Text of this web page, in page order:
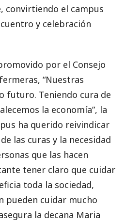
convirtiendo el campus
y celebración
por el Consejo
“Nuestras
futuro. Teniendo cura de
la economía”, la
ha querido reivindicar
las curas y la necesidad
que las hacen
tener claro que cuidar
toda la sociedad,
pueden cuidar mucho
la decana Maria